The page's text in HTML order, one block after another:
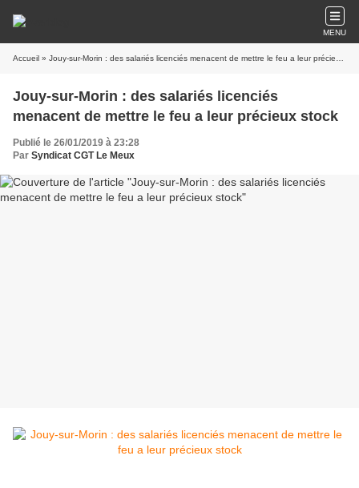
MENU
Accueil » Jouy-sur-Morin : des salariés licenciés menacent de mettre le feu a leur précieux stock
Jouy-sur-Morin : des salariés licenciés
menacent de mettre le feu a leur précieux stock
Publié le 26/01/2019 à 23:28
Par Syndicat CGT Le Meux